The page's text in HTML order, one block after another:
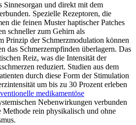
Sinnesorgan und direkt mit dem
Spezielle Rezeptoren, die
die feinen Muster haptischer Patches
schneller zum Gehirn als
Prinzip der Schmerzmodulation können
das Schmerzempfinden überlagern. Das
Reiz, was die Intensität der
reduziert. Studien aus dem
durch diese Form der Stimulation
um bis zu 30 Prozent erleben
medikamentöse
Nebenwirkungen verbunden
rein physikalisch und ohne